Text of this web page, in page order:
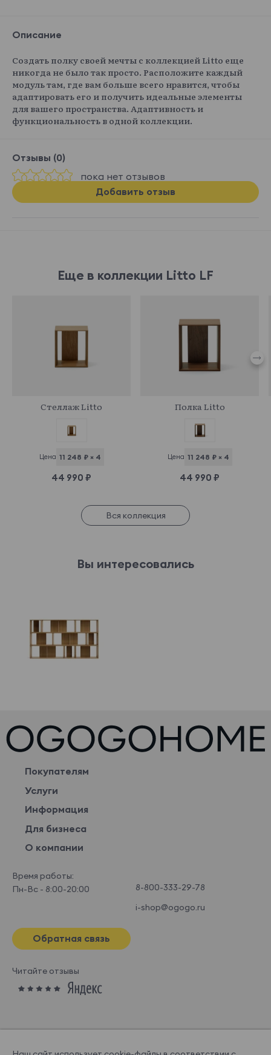
Описание
Создать полку своей мечты с коллекцией Litto еще
никогда не было так просто. Расположите каждый
модуль там, где вам больше всего нравится, чтобы
адаптировать его и получить идеальные элементы
для вашего пространства. Адаптивность и
функциональность в одной коллекции.
Отзывы (0)
пока нет отзывов
Добавить отзыв
Еще в коллекции Litto LF
Стеллаж Litto
Цена 11 248 ₽ × 4
44 990 ₽
Полка Litto
Цена 11 248 ₽ × 4
44 990 ₽
Вся коллекция
Вы интересовались
Покупателям
Услуги
Информация
Для бизнеса
О компании
Время работы:
Пн-Вс - 8:00-20:00
8-800-333-29-78
i-shop@ogogo.ru
Обратная связь
Читайте отзывы